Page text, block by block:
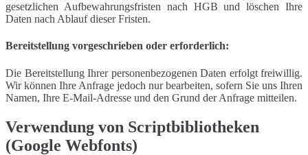
gesetzlichen Aufbewahrungsfristen nach HGB und löschen Ihre
Daten nach Ablauf dieser Fristen.
Bereitstellung vorgeschrieben oder erforderlich:
Die Bereitstellung Ihrer personenbezogenen Daten erfolgt freiwillig.
Wir können Ihre Anfrage jedoch nur bearbeiten, sofern Sie uns Ihren
Namen, Ihre E-Mail-Adresse und den Grund der Anfrage mitteilen.
Verwendung von Scriptbibliotheken
(Google Webfonts)